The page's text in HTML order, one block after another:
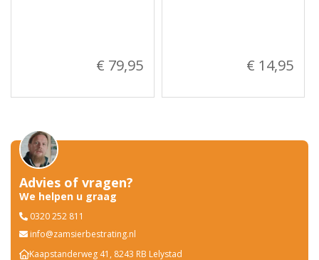
€ 79,95 € 14,95
Advies of vragen?
We helpen u graag
0320 252 811
info@zamsierbestrating.nl
Kaapstanderweg 41, 8243 RB Lelystad